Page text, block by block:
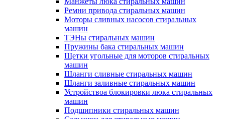
Ремни привода стиральных машин
Моторы сливных насосов стиральных
машин
ТЭНы стиральных машин
Пружины бака стиральных машин
Щетки угольные для моторов стиральных
машин
Шланги сливные стиральных машин
Шланги заливные стиральных машин
Устройствоа блокировки люка стиральных
машин
Подшипники стиральных машин